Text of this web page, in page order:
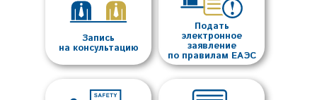
Запись
на консультацию
Подать
электронное
заявление
по правилам ЕАЭС